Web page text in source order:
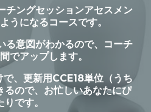
チングセッションアセスメン
うになるコースです。
る意図がわかるので、コーチ
でアップします。
で、更新用CCE18単位（うち
るので、お忙しいあなたにぴ
りです。